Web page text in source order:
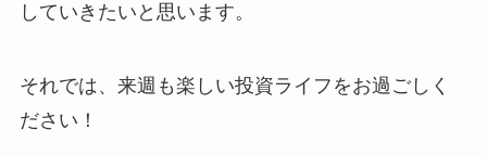
していきたいと思います。
それでは、来週も楽しい投資ライフをお過ごしく
ださい！